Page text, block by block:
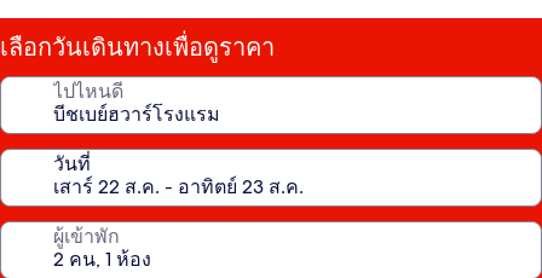
เลือกวันเดินทางเพื่อดูราคา
ไปไหนดี
วันที่
ผู้เข้าพัก